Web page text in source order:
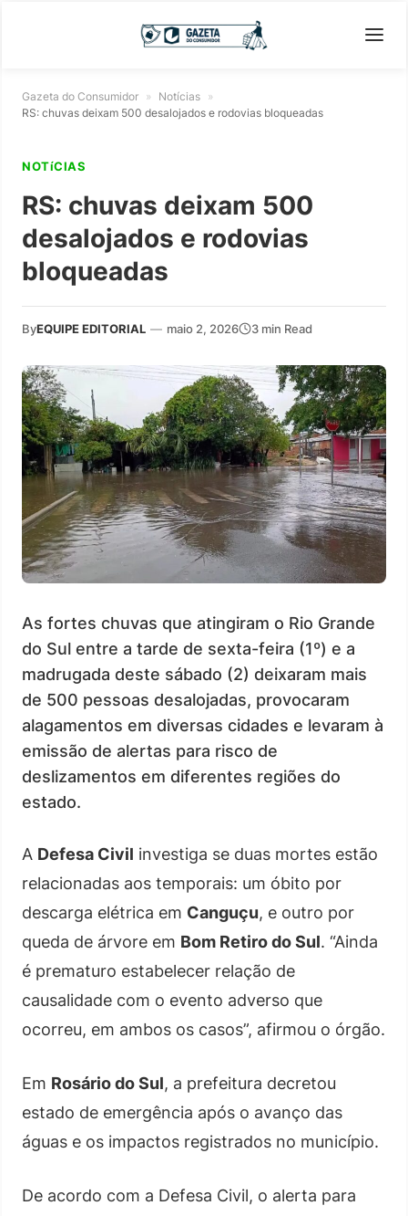
Gazeta do Consumidor » Notícias »
RS: chuvas deixam 500 desalojados e rodovias bloqueadas
NOTíCIAS
RS: chuvas deixam 500
desalojados e rodovias
bloqueadas
ByEQUIPE EDITORIAL — maio 2, 2026 3 min Read
As fortes chuvas que atingiram o Rio Grande
do Sul entre a tarde de sexta-feira (1º) e a
madrugada deste sábado (2) deixaram mais
de 500 pessoas desalojadas, provocaram
alagamentos em diversas cidades e levaram à
emissão de alertas para risco de
deslizamentos em diferentes regiões do
estado.
A Defesa Civil investiga se duas mortes estão
relacionadas aos temporais: um óbito por
descarga elétrica em Canguçu, e outro por
queda de árvore em Bom Retiro do Sul. “Ainda
é prematuro estabelecer relação de
causalidade com o evento adverso que
ocorreu, em ambos os casos”, afirmou o órgão.
Em Rosário do Sul, a prefeitura decretou
estado de emergência após o avanço das
águas e os impactos registrados no município.
De acordo com a Defesa Civil, o alerta para